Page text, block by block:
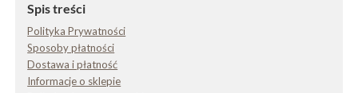
Spis treści
Polityka Prywatności
Sposoby płatności
Dostawa i płatność
Informacje o sklepie